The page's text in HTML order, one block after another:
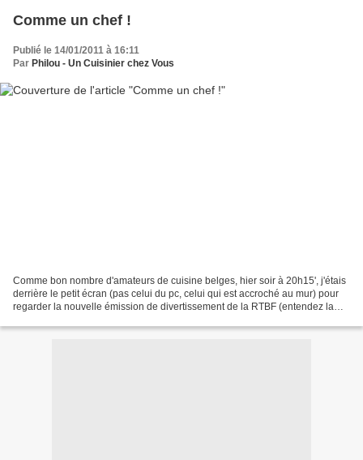
Comme un chef !
Publié le 14/01/2011 à 16:11
Par Philou - Un Cuisinier chez Vous
Comme bon nombre d'amateurs de cuisine belges, hier soir à 20h15', j'étais
derrière le petit écran (pas celui du pc, celui qui est accroché au mur) pour
regarder la nouvelle émission de divertissement de la RTBF (entendez la